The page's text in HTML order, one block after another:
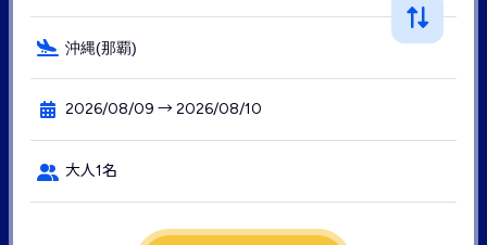
沖縄(那覇)
2026/08/09 → 2026/08/10
大人1名